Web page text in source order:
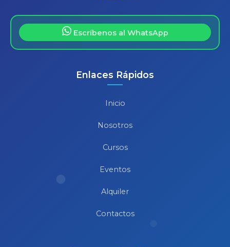
Escríbenos al WhatsApp
Enlaces Rápidos
Inicio
Nosotros
Cursos
Eventos
Alquiler
Contactos